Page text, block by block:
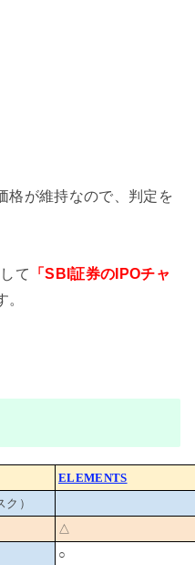
格が維持なので、判定を
て
「SBI証券のIPOチャ
。
ELEMENTS
）
△
○